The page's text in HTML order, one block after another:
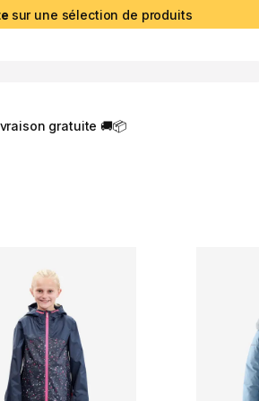
sur une sélection de produits
gratuite 🚚📦